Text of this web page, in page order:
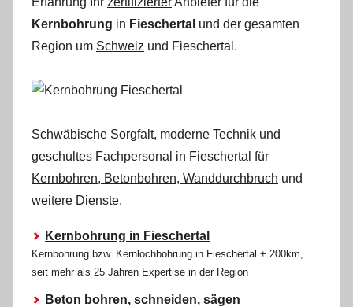
Kernbohrung in Fieschertal und der gesamten
Region um Schweiz und Fieschertal.
Schwäbische Sorgfalt, moderne Technik und
geschultes Fachpersonal in Fieschertal für
Kernbohren, Betonbohren, Wanddurchbruch und
weitere Dienste.
Kernbohrung in Fieschertal
Kernbohrung bzw. Kernlochbohrung in Fieschertal + 200km,
seit mehr als 25 Jahren Expertise in der Region
Beton bohren, schneiden, sägen